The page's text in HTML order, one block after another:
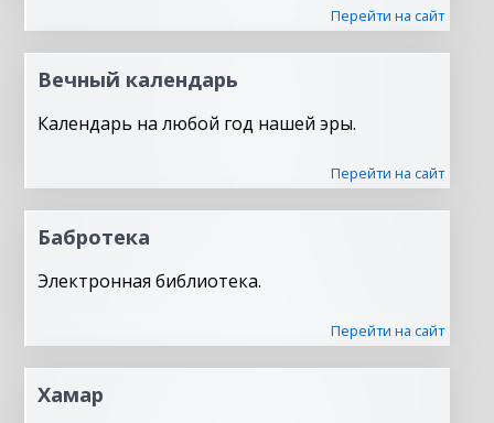
Перейти на сайт
Вечный календарь
Календарь на любой год нашей эры.
Перейти на сайт
Бабротека
Электронная библиотека.
Перейти на сайт
Хамар